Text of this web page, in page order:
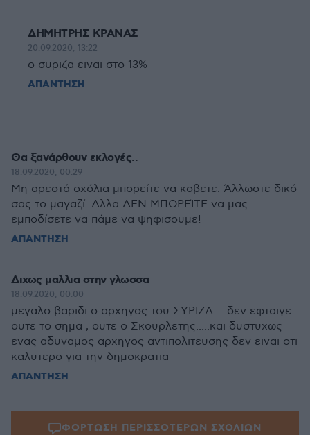
ΔΗΜΗΤΡΗΣ ΚΡΑΝΑΣ
20.09.2020, 13:22
ο συριζα ειναι στο 13%
ΑΠΑΝΤΗΣΗ
Θα ξανάρθουν εκλογές..
18.09.2020, 00:29
Μη αρεστά σχόλια μπορείτε να κοβετε. Άλλωστε δικό
σας το μαγαζί. Αλλα ΔΕΝ ΜΠΟΡΕΊΤΕ να μας
εμποδίσετε να πάμε να ψηφισουμε!
ΑΠΑΝΤΗΣΗ
Διχως μαλλια στην γλωσσα
18.09.2020, 00:00
μεγαλο βαριδι ο αρχηγος του ΣΥΡΙΖΑ.....δεν εφταιγε
ουτε το σημα , ουτε ο Σκουρλετης.....και δυστυχως
ενας αδυναμος αρχηγος αντιπολιτευσης δεν ειναι οτι
καλυτερο για την δημοκρατια
ΑΠΑΝΤΗΣΗ
ΦΟΡΤΩΣΗ ΠΕΡΙΣΣΟΤΕΡΩΝ ΣΧΟΛΙΩΝ